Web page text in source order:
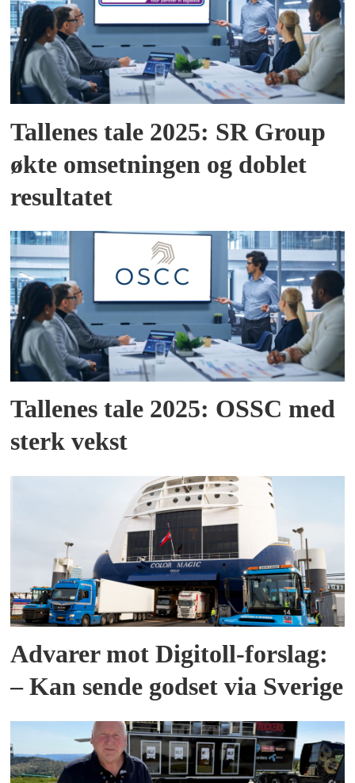
Tallenes tale 2025: SR Group
økte omsetningen og doblet
resultatet
Tallenes tale 2025: OSSC med
sterk vekst
Advarer mot Digitoll-forslag:
– Kan sende godset via Sverige